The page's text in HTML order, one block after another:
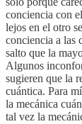
conciencia con
lejos en el otro
conciencia a las
salto que la
Algunos
sugieren que la
cuántica. Para
la mecánica
tal vez la